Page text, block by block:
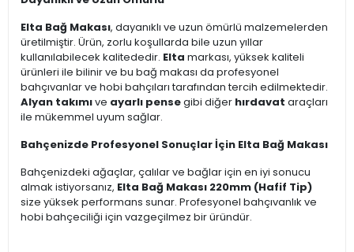
Elta Bağ Makası, dayanıklı ve uzun ömürlü malzemelerden
üretilmiştir. Ürün, zorlu koşullarda bile uzun yıllar
kullanılabilecek kalitededir. Elta markası, yüksek kaliteli
ürünleri ile bilinir ve bu bağ makası da profesyonel
bahçıvanlar ve hobi bahçıları tarafından tercih edilmektedir.
Alyan takımıve ayarlı pensegibi diğer hırdavat araçları
ile mükemmel uyum sağlar.
Bahçenizde Profesyonel Sonuçlar İçin Elta Bağ Makası
Bahçenizdeki ağaçlar, çalılar ve bağlar için en iyi sonucu
almak istiyorsanız, Elta Bağ Makası 220mm (Hafif Tip)
size yüksek performans sunar. Profesyonel bahçıvanlık ve
hobi bahçeciliği için vazgeçilmez bir üründür.